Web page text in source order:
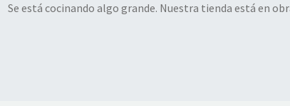
Se está cocinando algo grande. Nuestra tienda está en